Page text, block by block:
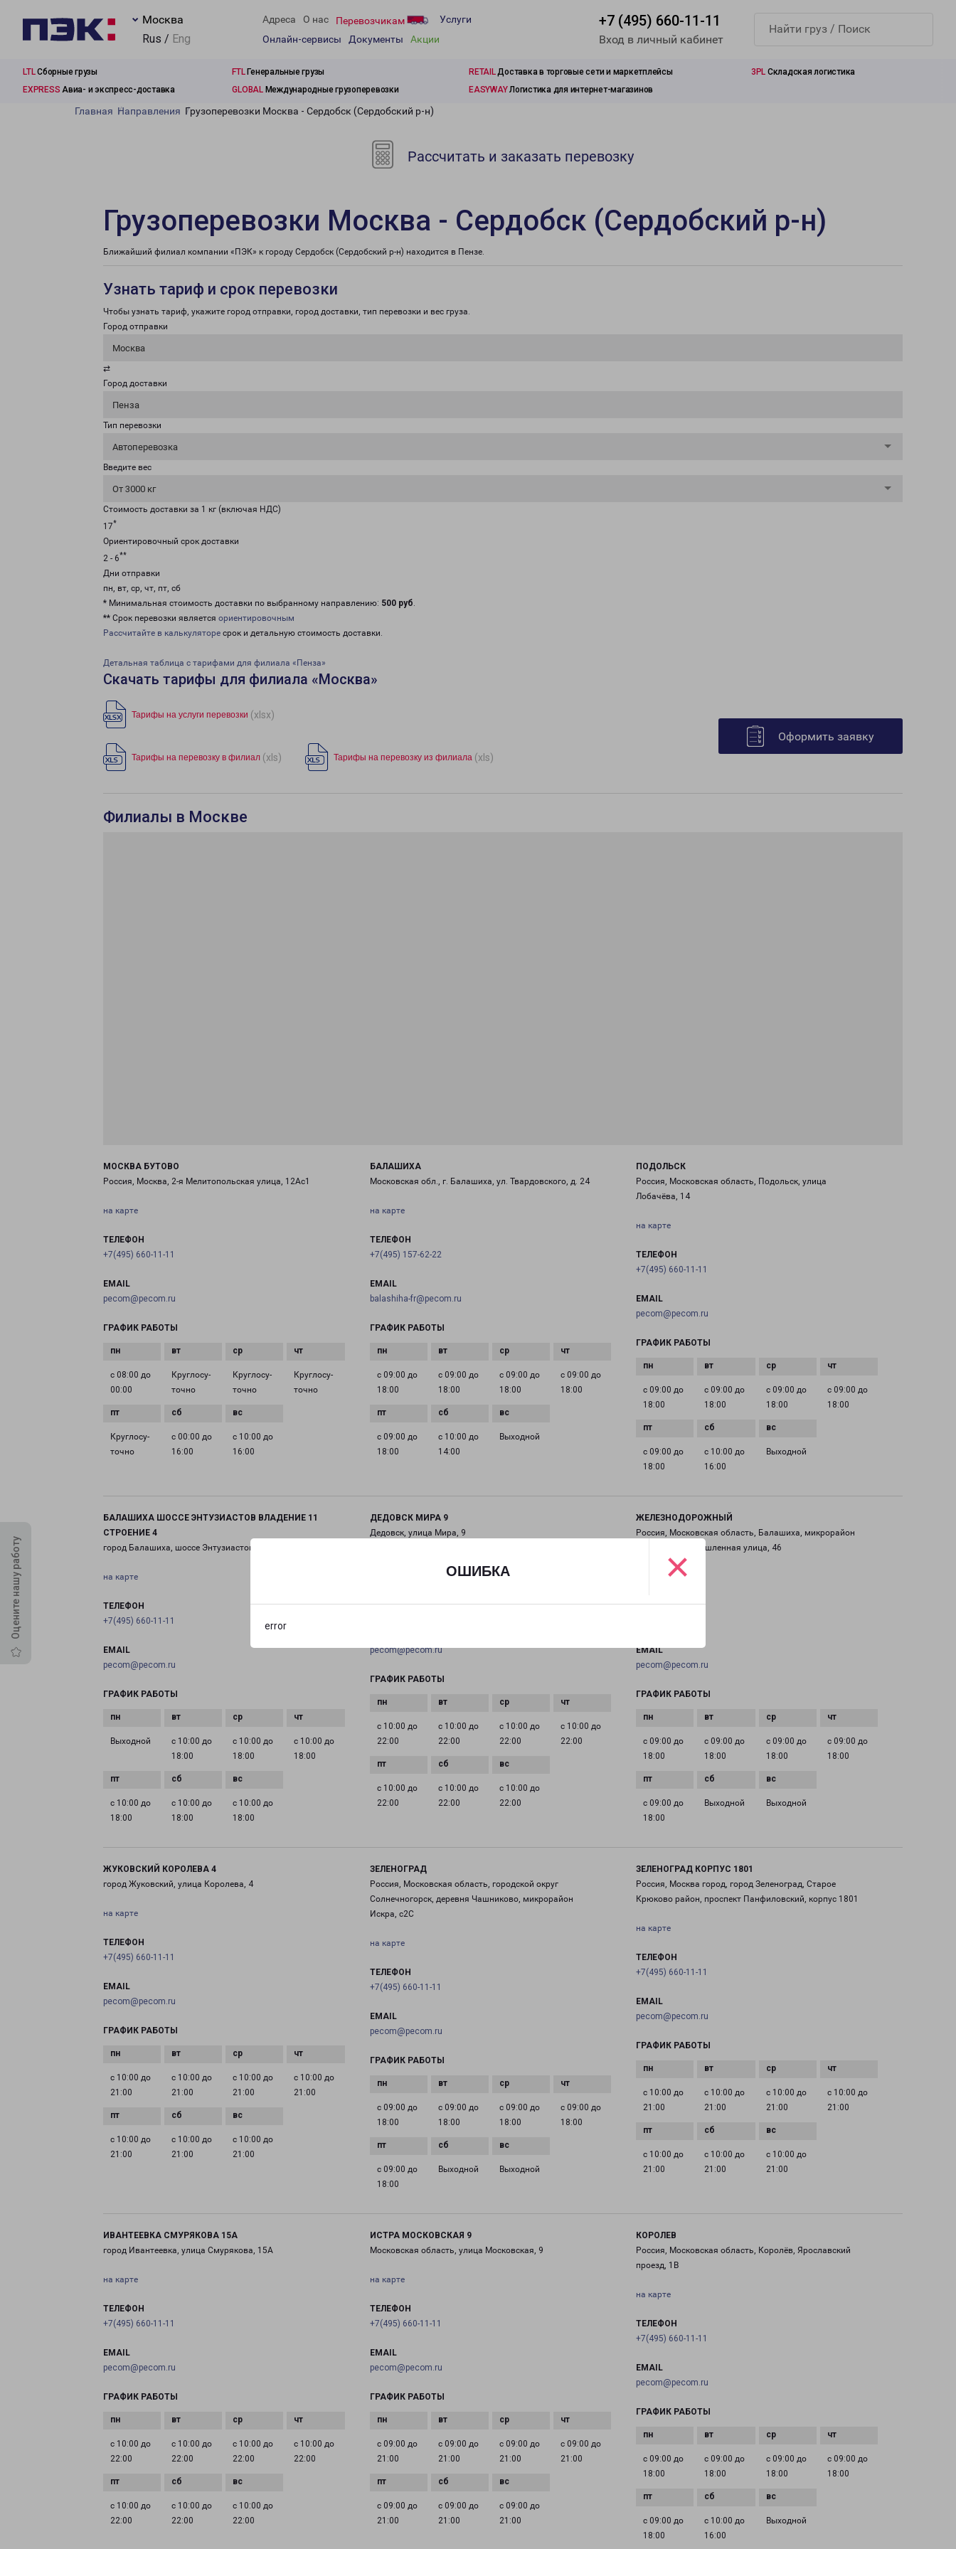
ОШИБКА
error
×
Москва
Rus / Eng
Адреса О нас Перевозчикам
Услуги
Онлайн-сервисы
Документы Акции
+7 (495) 660-11-11
Вход в личный кабинет
LTLСборные грузы FTLГенеральные грузы RETAILДоставка в торговые сети и маркетплейсы 3PL Складская логистика
EXPRESS Авиа- и экспресс-доставка GLOBALМеждународные грузоперевозки EASYWAYЛогистика для интернет-магазинов
Оцените нашу работу
Главная Направления Грузоперевозки Москва - Сердобск (Сердобский р-н)
Рассчитать и заказать перевозку
Грузоперевозки Москва - Сердобск (Сердобский р-н)
Ближайший филиал компании «ПЭК» к городу Сердобск (Сердобский р-н) находится в Пензе.
Узнать тариф и срок перевозки
Чтобы узнать тариф, укажите город отправки, город доставки, тип перевозки и вес груза.
Город отправки
Москва
⇄
Город доставки
Пенза
Тип перевозки
Автоперевозка
Введите вес
От 3000 кг
Стоимость доставки за 1 кг (включая НДС)
17*
Ориентировочный срок доставки
2 - 6**
Дни отправки
пн, вт, ср, чт, пт, сб
* Минимальная стоимость доставки по выбранному направлению: 500 руб.
** Срок перевозки является ориентировочным
Рассчитайте в калькуляторе срок и детальную стоимость доставки.
Детальная таблица с тарифами для филиала «Пенза»
Скачать тарифы для филиала «Москва»
Тарифы на услуги перевозки (xlsx)
Тарифы на перевозку в филиал (xls) Тарифы на перевозку из филиала (xls)
Оформить заявку
Филиалы в Москве
МОСКВА БУТОВО
Россия, Москва, 2-я Мелитопольская улица, 12Ас1
на карте
ТЕЛЕФОН
+7(495) 660-11-11
EMAIL
pecom@pecom.ru
ГРАФИК РАБОТЫ
с 08:00 до
00:00
Круглосу­
точно
Круглосу­
точно
Круглосу­
точно
Круглосу­
точно
с 00:00 до
16:00
с 10:00 до
16:00
БАЛАШИХА
Московская обл., г. Балашиха, ул. Твардовского, д. 24
на карте
ТЕЛЕФОН
+7(495) 157-62-22
EMAIL
balashiha-fr@pecom.ru
ГРАФИК РАБОТЫ
с 09:00 до
18:00
с 09:00 до
18:00
с 09:00 до
18:00
с 09:00 до
18:00
с 09:00 до
18:00
с 10:00 до
14:00
Выходной
ПОДОЛЬСК
Россия, Московская область, Подольск, улица
Лобачёва, 14
на карте
ТЕЛЕФОН
+7(495) 660-11-11
EMAIL
pecom@pecom.ru
ГРАФИК РАБОТЫ
с 09:00 до
18:00
с 09:00 до
18:00
с 09:00 до
18:00
с 09:00 до
18:00
с 09:00 до
18:00
с 10:00 до
16:00
Выходной
БАЛАШИХА ШОССЕ ЭНТУЗИАСТОВ ВЛАДЕНИЕ 11
СТРОЕНИЕ 4
город Балашиха, шоссе Энтузиастов, 11 строение 4
на карте
ТЕЛЕФОН
+7(495) 660-11-11
EMAIL
pecom@pecom.ru
ГРАФИК РАБОТЫ
Выходной
с 10:00 до
18:00
с 10:00 до
18:00
с 10:00 до
18:00
с 10:00 до
18:00
с 10:00 до
18:00
с 10:00 до
18:00
ДЕДОВСК МИРА 9
Дедовск, улица Мира, 9
+7(495) 660-11-11
pecom@pecom.ru
ГРАФИК РАБОТЫ
с 10:00 до
22:00
с 10:00 до
22:00
с 10:00 до
22:00
с 10:00 до
22:00
с 10:00 до
22:00
с 10:00 до
22:00
с 10:00 до
22:00
ЖЕЛЕЗНОДОРОЖНЫЙ
Россия, Московская область, Балашиха, микрорайон
Саввино, Промышленная улица, 46
на карте
ТЕЛЕФОН
EMAIL
pecom@pecom.ru
ГРАФИК РАБОТЫ
с 09:00 до
18:00
с 09:00 до
18:00
с 09:00 до
18:00
с 09:00 до
18:00
с 09:00 до
18:00
Выходной Выходной
ЖУКОВСКИЙ КОРОЛЕВА 4
город Жуковский, улица Королева, 4
на карте
ТЕЛЕФОН
+7(495) 660-11-11
EMAIL
pecom@pecom.ru
ГРАФИК РАБОТЫ
с 10:00 до
21:00
с 10:00 до
21:00
с 10:00 до
21:00
с 10:00 до
21:00
с 10:00 до
21:00
с 10:00 до
21:00
с 10:00 до
21:00
ЗЕЛЕНОГРАД
Россия, Московская область, городской округ
Солнечногорск, деревня Чашниково, микрорайон
Искра, с2С
на карте
ТЕЛЕФОН
+7(495) 660-11-11
EMAIL
pecom@pecom.ru
ГРАФИК РАБОТЫ
с 09:00 до
18:00
с 09:00 до
18:00
с 09:00 до
18:00
с 09:00 до
18:00
с 09:00 до
18:00
Выходной Выходной
ЗЕЛЕНОГРАД КОРПУС 1801
Россия, Москва город, город Зеленоград, Старое
Крюково район, проспект Панфиловский, корпус 1801
на карте
ТЕЛЕФОН
+7(495) 660-11-11
EMAIL
pecom@pecom.ru
ГРАФИК РАБОТЫ
с 10:00 до
21:00
с 10:00 до
21:00
с 10:00 до
21:00
с 10:00 до
21:00
с 10:00 до
21:00
с 10:00 до
21:00
с 10:00 до
21:00
ИВАНТЕЕВКА СМУРЯКОВА 15А
город Ивантеевка, улица Смурякова, 15А
на карте
ТЕЛЕФОН
+7(495) 660-11-11
EMAIL
pecom@pecom.ru
ГРАФИК РАБОТЫ
с 10:00 до
22:00
с 10:00 до
22:00
с 10:00 до
22:00
с 10:00 до
22:00
с 10:00 до
22:00
с 10:00 до
22:00
с 10:00 до
22:00
ИСТРА МОСКОВСКАЯ 9
Московская область, улица Московская, 9
на карте
ТЕЛЕФОН
+7(495) 660-11-11
EMAIL
pecom@pecom.ru
ГРАФИК РАБОТЫ
с 09:00 до
21:00
с 09:00 до
21:00
с 09:00 до
21:00
с 09:00 до
21:00
с 09:00 до
21:00
с 09:00 до
21:00
с 09:00 до
21:00
КОРОЛЕВ
Россия, Московская область, Королёв, Ярославский
проезд, 1В
на карте
ТЕЛЕФОН
+7(495) 660-11-11
EMAIL
pecom@pecom.ru
ГРАФИК РАБОТЫ
с 09:00 до
18:00
с 09:00 до
18:00
с 09:00 до
18:00
с 09:00 до
18:00
с 09:00 до
18:00
с 10:00 до
16:00
Выходной